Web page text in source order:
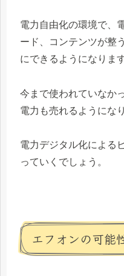
電力自由化の環境で、
ード、コンテンツが整
にできるようになります
今まで使われていなか
電力も売れるようにな
電力デジタル化による
っていくでしょう。
エフオンの可能